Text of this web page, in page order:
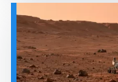
SVEMIR